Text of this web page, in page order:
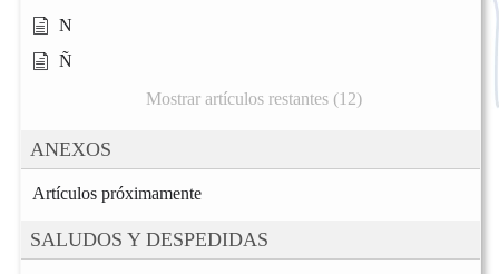
N
Ñ
Mostrar artículos restantes (12)
ANEXOS
Artículos próximamente
SALUDOS Y DESPEDIDAS